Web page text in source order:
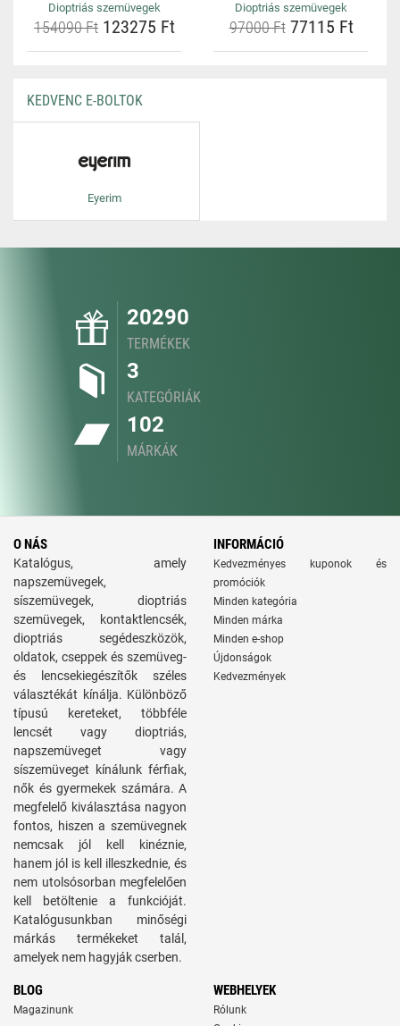
Dioptriás szemüvegek
154090 Ft 123275 Ft
Dioptriás szemüvegek
97000 Ft77115 Ft
KEDVENC E-BOLTOK
Eyerim
20290
TERMÉKEK
3
KATEGÓRIÁK
102
MÁRKÁK
O NÁS
Katalógus, amely
napszemüvegek,
síszemüvegek, dioptriás
szemüvegek, kontaktlencsék,
dioptriás segédeszközök,
oldatok, cseppek és szemüveg-
és lencsekiegészítők széles
választékát kínálja. Különböző
típusú kereteket, többféle
lencsét vagy dioptriás,
napszemüveget vagy
síszemüveget kínálunk férfiak,
nők és gyermekek számára. A
megfelelő kiválasztása nagyon
fontos, hiszen a szemüvegnek
nemcsak jól kell kinéznie,
hanem jól is kell illeszkednie, és
nem utolsósorban megfelelően
kell betöltenie a funkcióját.
Katalógusunkban minőségi
márkás termékeket talál,
amelyek nem hagyják cserben.
INFORMÁCIÓ
Kedvezményes kuponok és
promóciók
Minden kategória
Minden márka
Minden e-shop
Újdonságok
Kedvezmények
BLOG
Magazinunk
WEBHELYEK
Rólunk